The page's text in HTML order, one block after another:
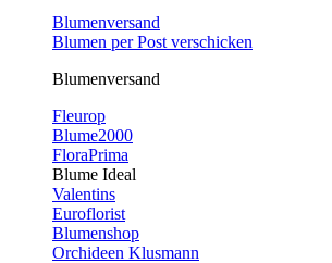
Blumenversand
Blumen per Post verschicken
Blumenversand
Fleurop
Blume2000
FloraPrima
Blume Ideal
Valentins
Euroflorist
Blumenshop
Orchideen Klusmann